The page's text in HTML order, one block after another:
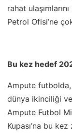
rahat
Petrol Ofisi’ne
Bu kez hedef
Ampute futbolda,
dünya ikinciliği
Ampute Futbol
Kupası’na bu